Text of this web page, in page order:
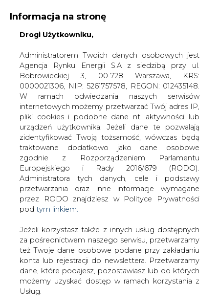
KONTAKT:
WYDAWCA PORTALU:
WYSOKI KONTRAST A A
ZALOGUJ SIĘ
WŁĄCZ CIRE.TV
Informacja na stronę
Drogi Użytkowniku,
Administratorem Twoich danych osobowych jest
Agencja Rynku Energii S.A z siedzibą przy ul.
Bobrowieckiej 3, 00-728 Warszawa, KRS:
0000021306, NIP: 5261757578, REGON: 012435148.
W ramach odwiedzania naszych serwisów
internetowych możemy przetwarzać Twój adres IP,
pliki cookies i podobne dane nt. aktywności lub
urządzeń użytkownika. Jeżeli dane te pozwalają
zidentyfikować Twoją tożsamość, wówczas będą
traktowane dodatkowo jako dane osobowe
zgodnie z Rozporządzeniem Parlamentu
Europejskiego i Rady 2016/679 (RODO).
Administratora tych danych, cele i podstawy
przetwarzania oraz inne informacje wymagane
przez RODO znajdziesz w Polityce Prywatności
pod tym linkiem.
Jeżeli korzystasz także z innych usług dostępnych
za pośrednictwem naszego serwisu, przetwarzamy
też Twoje dane osobowe podane przy zakładaniu
konta lub rejestracji do newslettera. Przetwarzamy
dane, które podajesz, pozostawiasz lub do których
możemy uzyskać dostęp w ramach korzystania z
Usług.
Strona główna RYNEK GAZU /
CBOS: prawie 80 proc.
Polaków za wydobyciem gazu z łupków w Polsce
2013-06-06 00:00